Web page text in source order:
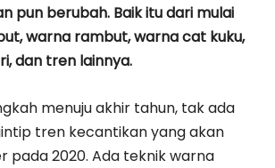
pun berubah. Baik itu dari mulai
warna rambut, warna cat kuku,
dan tren lainnya.
menuju akhir tahun, tak ada
tren kecantikan yang akan
pada 2020. Ada teknik warna